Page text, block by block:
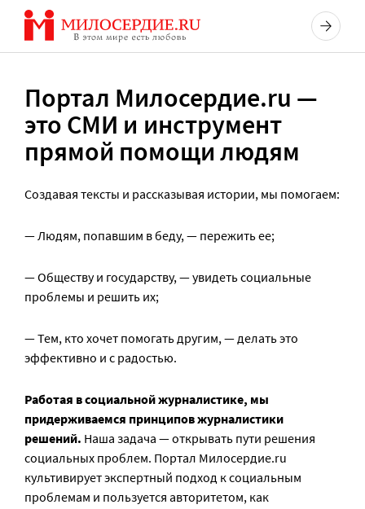
Перейти
содержанию
Портал Милосердие.ru —
это СМИ и инструмент
прямой помощи людям
Создавая тексты и рассказывая истории, мы помогаем:
— Людям, попавшим в беду, — пережить ее;
— Обществу и государству, — увидеть социальные
проблемы и решить их;
— Тем, кто хочет помогать другим, — делать это
эффективно и с радостью.
Работая в социальной журналистике, мы
придерживаемся принципов журналистики
решений. Наша задача — открывать пути решения
социальных проблем. Портал Милосердие.ru
культивирует экспертный подход к социальным
проблемам и пользуется авторитетом, как